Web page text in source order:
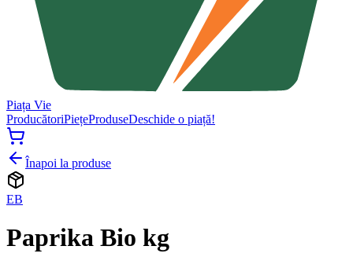
Piața Vie
ProducătoriPiețeProduseDeschide o piață!
Înapoi la produse
EB
Paprika Bio kg